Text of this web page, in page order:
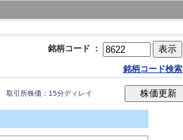
銘柄コード ：
銘柄コード検索
取引所株価：15分ディレイ